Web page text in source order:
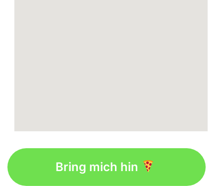
Bring mich hin